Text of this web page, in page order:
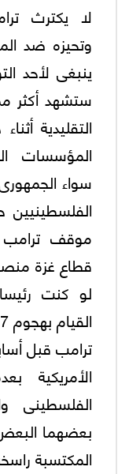
لا يكترث
وتحيزه ضد
ينبغى لأحد
ستشهد أكثر
التقليدية
المؤسسات
سواء
موقف ترامب
قطاع غزة
لو كنت
ترامب قبل
الأمريكية
الفلسطينى
بعضهما
المكتسبة